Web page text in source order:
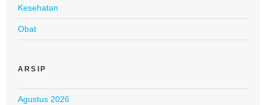
Kesehatan
Obat
ARSIP
Agustus 2026